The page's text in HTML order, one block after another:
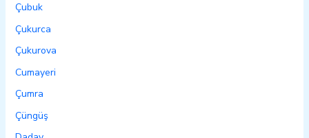
Çubuk
Çukurca
Çukurova
Cumayeri
Çumra
Çüngüş